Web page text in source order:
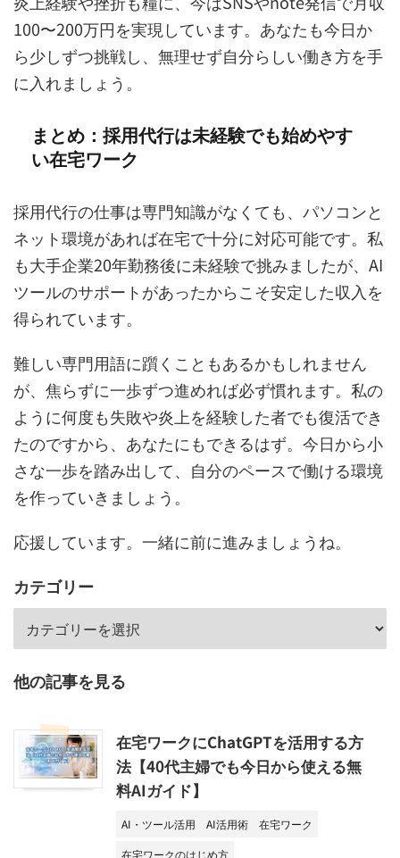
100〜200万円を実現しています。あなたも今日か
ら少しずつ挑戦し、無理せず自分らしい働き方を手
に入れましょう。
まとめ：採用代行は未経験でも始めやす
い在宅ワーク
採用代行の仕事は専門知識がなくても、パソコンと
ネット環境があれば在宅で十分に対応可能です。私
も大手企業20年勤務後に未経験で挑みましたが、AI
ツールのサポートがあったからこそ安定した収入を
得られています。
難しい専門用語に躓くこともあるかもしれません
が、焦らずに一歩ずつ進めれば必ず慣れます。私の
ように何度も失敗や炎上を経験した者でも復活でき
たのですから、あなたにもできるはず。今日から小
さな一歩を踏み出して、自分のペースで働ける環境
を作っていきましょう。
応援しています。一緒に前に進みましょうね。
カテゴリー
他の記事を見る
在宅ワークにChatGPTを活用する方
法【40代主婦でも今日から使える無
料AIガイド】
AI・ツール活用 AI活用術
在宅ワーク
在宅ワークのはじめ方